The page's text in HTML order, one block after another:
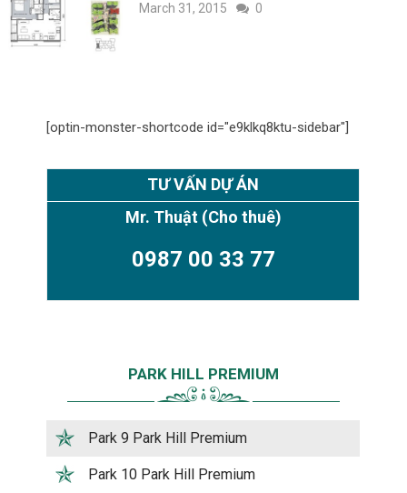
March 31, 2015 0
[optin-monster-shortcode id="e9klkq8ktu-sidebar"]
TƯ VẤN DỰ ÁN
Mr. Thuật (Cho thuê)
0987 00 33 77
PARK HILL PREMIUM
Park 9 Park Hill Premium
Park 10 Park Hill Premium